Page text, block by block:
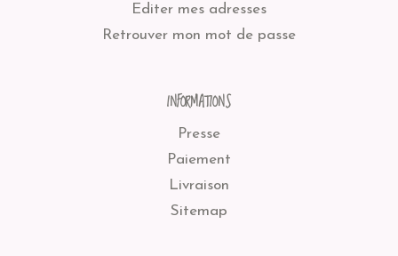
Editer mes adresses
Retrouver mon mot de passe
INFORMATIONS
Presse
Paiement
Livraison
Sitemap